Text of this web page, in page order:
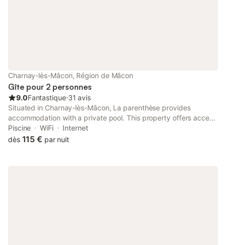
Charnay-lès-Mâcon, Région de Mâcon
Gîte pour 2 personnes
9.0Fantastique⋅31 avis
Situated in Charnay-lès-Mâcon, La parenthèse provides
accommodation with a private pool. This property offers access
to a terrace, free private parking and free WiFi. The property is
non-smoking and is located 5.3 km from Mâcon Exhibition
Piscine WiFi
Internet
dès 115 € par nuit